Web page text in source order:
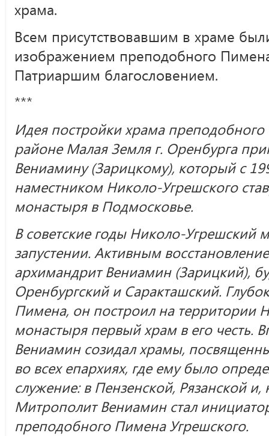
храма.
Всем присутствовавшим в храме
изображением преподобного
Патриаршим благословением.
***
Идея постройки храма
районе Малая Земля г. Оренбурга
Вениамину (Зарицкому), который с
наместником Николо-Угрешского
монастыря в Подмосковье.
В советские годы Николо-Угрешский
запустении. Активным
архимандрит Вениамин (Зарицкий),
Оренбургский и Саракташский.
Пимена, он построил на территории
монастыря первый храм в его честь.
Вениамин созидал храмы,
во всех епархиях, где ему было
служение: в Пензенской, Рязанской
Митрополит Вениамин стал
преподобного Пимена Угрешского.